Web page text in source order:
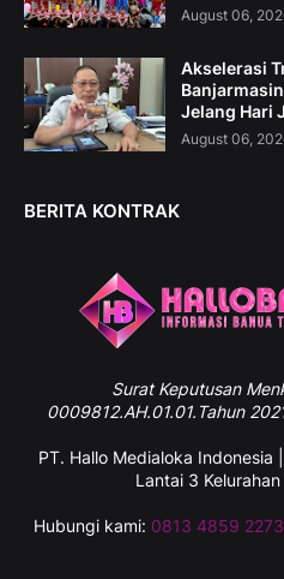
August 06,
Akselerasi
Jelang Hari
August 06,
BERITA KONTRAK
SuratKeputusan
0009812.AH.01.01.Tahun
PT. Hallo Medialoka Indonesia
Lantai 3
Hubungi kami: 0813 4859 2273